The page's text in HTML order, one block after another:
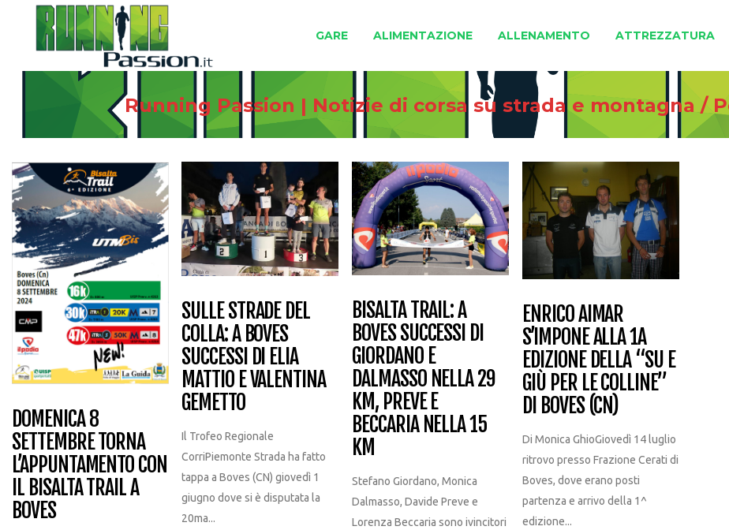
GARE ALIMENTAZIONE ALLENAMENTO ATTREZZATURA
Running Passion | Notizie di corsa su strada e montagna /
DOMENICA 8
SETTEMBRE TORNA
L’APPUNTAMENTO CON
IL BISALTA TRAIL A
BOVES
SULLE STRADE DEL
COLLA: A BOVES
SUCCESSI DI ELIA
MATTIO E VALENTINA
GEMETTO
Il Trofeo Regionale
CorriPiemonte Strada ha fatto
tappa a Boves (CN) giovedì 1
giugno dove si è disputata la
20ma...
BISALTA TRAIL: A
BOVES SUCCESSI DI
GIORDANO E
DALMASSO NELLA 29
KM, PREVE E
BECCARIA NELLA 15
KM
Stefano Giordano, Monica
Dalmasso, Davide Preve e
Lorenza Beccaria sono ivincitori
ENRICO AIMAR
S’IMPONE ALLA 1A
EDIZIONE DELLA “SU E
GIÙ PER LE COLLINE”
DI BOVES (CN)
Di Monica GhioGiovedì 14 luglio
ritrovo presso Frazione Cerati di
Boves, dove erano posti
partenza e arrivo della 1^
edizione...